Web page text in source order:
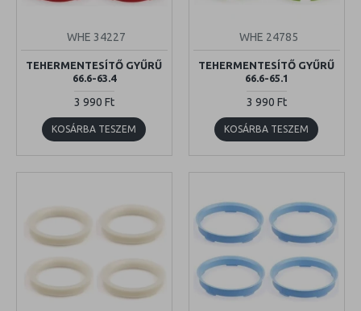
WHE 34227
TEHERMENTESÍTŐ GYŰRŰ
66.6-63.4
3 990 Ft
KOSÁRBA TESZEM
WHE 24785
TEHERMENTESÍTŐ GYŰRŰ
66.6-65.1
3 990 Ft
KOSÁRBA TESZEM